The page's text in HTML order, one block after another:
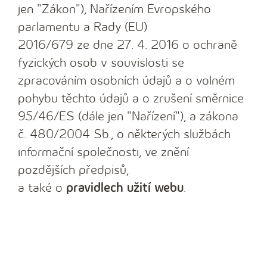
jen "Zákon"), Nařízením Evropského
parlamentu a Rady (EU)
2016/679 ze dne 27. 4. 2016 o ochraně
fyzických osob v souvislosti se
zpracováním osobních údajů a o volném
pohybu těchto údajů a o zrušení směrnice
95/46/ES (dále jen "Nařízení"), a zákona
č. 480/2004 Sb., o některých službách
informační společnosti, ve znění
pozdějších předpisů,
a také o pravidlech užití webu.